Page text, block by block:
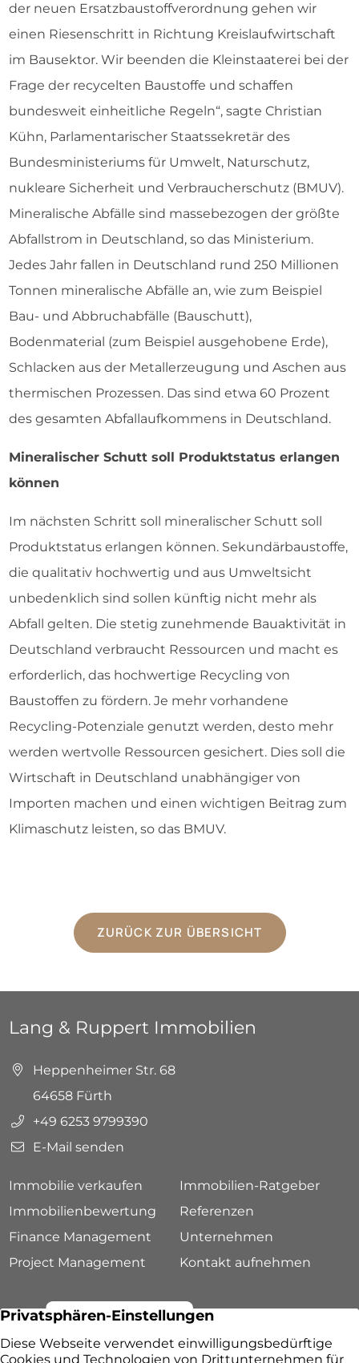
der neuen Ersatzbaustoffverordnung gehen wir
einen Riesenschritt in Richtung Kreislaufwirtschaft
im Bausektor. Wir beenden die Kleinstaaterei bei der
Frage der recycelten Baustoffe und schaffen
bundesweit einheitliche Regeln“, sagte Christian
Kühn, Parlamentarischer Staatssekretär des
Bundesministeriums für Umwelt, Naturschutz,
nukleare Sicherheit und Verbraucherschutz (BMUV).
Mineralische Abfälle sind massebezogen der größte
Abfallstrom in Deutschland, so das Ministerium.
Jedes Jahr fallen in Deutschland rund 250 Millionen
Tonnen mineralische Abfälle an, wie zum Beispiel
Bau- und Abbruchabfälle (Bauschutt),
Bodenmaterial (zum Beispiel ausgehobene Erde),
Schlacken aus der Metallerzeugung und Aschen aus
thermischen Prozessen. Das sind etwa 60 Prozent
des gesamten Abfallaufkommens in Deutschland.
Mineralischer Schutt soll Produktstatus erlangen
können
Im nächsten Schritt soll mineralischer Schutt soll
Produktstatus erlangen können. Sekundärbaustoffe,
die qualitativ hochwertig und aus Umweltsicht
unbedenklich sind sollen künftig nicht mehr als
Abfall gelten. Die stetig zunehmende Bauaktivität in
Deutschland verbraucht Ressourcen und macht es
erforderlich, das hochwertige Recycling von
Baustoffen zu fördern. Je mehr vorhandene
Recycling-Potenziale genutzt werden, desto mehr
werden wertvolle Ressourcen gesichert. Dies soll die
Wirtschaft in Deutschland unabhängiger von
Importen machen und einen wichtigen Beitrag zum
Klimaschutz leisten, so das BMUV.
ZURÜCK ZUR ÜBERSICHT
Lang & Ruppert Immobilien
Heppenheimer Str. 68
64658 Fürth
+49 6253 9799390
E-Mail senden
Immobilie verkaufen
Immobilien-Ratgeber
Immobilienbewertung
Referenzen
Finance Management
Unternehmen
Project Management
Kontakt aufnehmen